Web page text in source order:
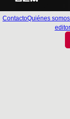
ContactoQuiénes somos